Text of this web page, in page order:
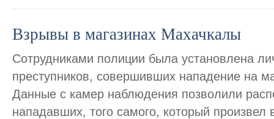
Взрывы в магазинах Махачкалы
Сотрудниками полиции была установлена
преступников, совершивших нападение на
Данные с камер наблюдения позволили
нападавших, того самого, который произвел